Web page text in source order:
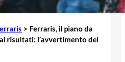
> Ferraris, il piano da
risultati: l’avvertimento del